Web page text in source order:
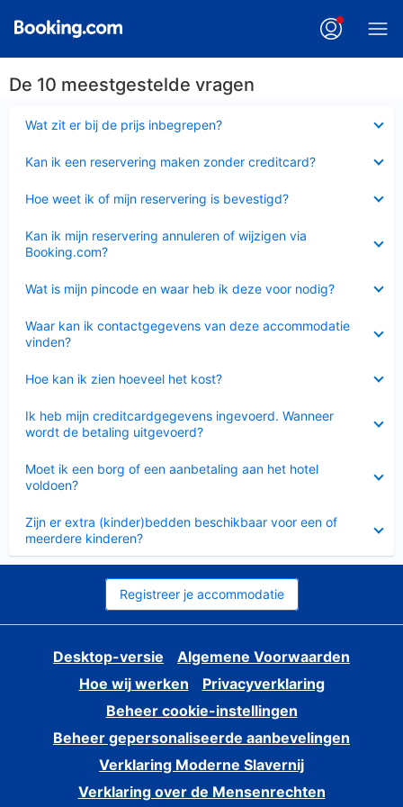
De 10 meestgestelde vragen
Wat zit er bij de prijs inbegrepen?
Kan ik een reservering maken zonder creditcard?
Hoe weet ik of mijn reservering is bevestigd?
Kan ik mijn reservering annuleren of wijzigen via
Booking.com?
Wat is mijn pincode en waar heb ik deze voor nodig?
Waar kan ik contactgegevens van deze accommodatie
vinden?
Hoe kan ik zien hoeveel het kost?
Ik heb mijn creditcardgegevens ingevoerd. Wanneer
wordt de betaling uitgevoerd?
Moet ik een borg of een aanbetaling aan het hotel
voldoen?
Zijn er extra (kinder)bedden beschikbaar voor een of
meerdere kinderen?
Registreer je accommodatie
Desktop-versie
Algemene Voorwaarden
Hoe wij werken
Privacyverklaring
Beheer cookie-instellingen
Beheer gepersonaliseerde aanbevelingen
Verklaring Moderne Slavernij
Verklaring over de Mensenrechten